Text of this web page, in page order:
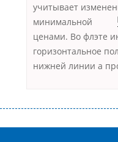
учитывает
минимальной
ценами. Во флэте
горизонтальное
нижней линии а
оформляти кредит в банку,